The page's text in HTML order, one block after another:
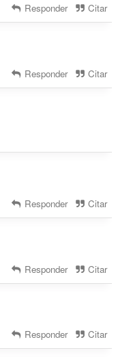
Responder Citar
Responder Citar
Responder Citar
Responder Citar
Responder Citar